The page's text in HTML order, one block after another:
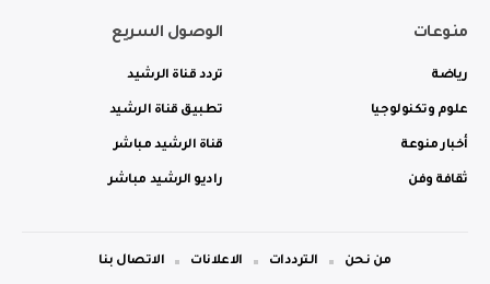
منوعات
رياضة
علوم وتكنولوجيا
أخبار منوعة
ثقافة وفن
الوصول السريع
تردد قناة الرشيد
تطبيق قناة الرشيد
قناة الرشيد مباشر
راديو الرشيد مباشر
من نحن الترددات الاعلانات الاتصال بنا